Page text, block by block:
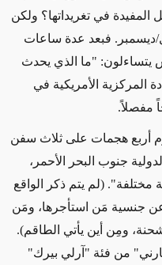
المفيدة في تغريداتها؟ ولكن
. فبعد عدة ساعات
يتساءلون: "ما الذي يحدث
المركزية الأمريكية في
مفصلاً.
أربع هجمات على ثلاث سفن
جنوب البحر الأحمر،
(لم يتم ذكر الواقع
عن جنسية مَن استأجرها، ومَن
ومِن أين يأتي الطاقم).
من فئة "آرلي بيرك"